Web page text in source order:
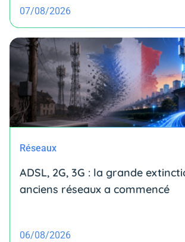
07/08/2026
Réseaux
ADSL, 2G, 3G : la grande
anciens réseaux a commencé
06/08/2026